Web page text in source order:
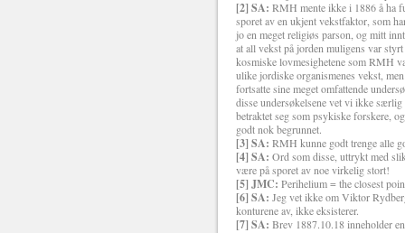
[2] SA: RMH mente ikke i 1886 å ha
sporet av en ukjent vekstfaktor, som
jo en meget religiøs parson, og mitt
at all vekst på jorden muligens var
kosmiske lovmesighetene som RMH
ulike jordiske organismenes vekst,
fortsatte sine meget omfattende
disse undersøkelsene vet vi ikke
betraktet seg som psykiske forskere,
godt nok begrunnet.
[3] SA: RMH kunne godt trenge alle
[4] SA: Ord som disse, uttrykt med
være på sporet av noe virkelig stort!
[5] JMC: Perihelium = the closest
[6] SA: Jeg vet ikke om Viktor
konturene av, ikke eksisterer.
[7] SA: Brev 1887.10.18 inneholder